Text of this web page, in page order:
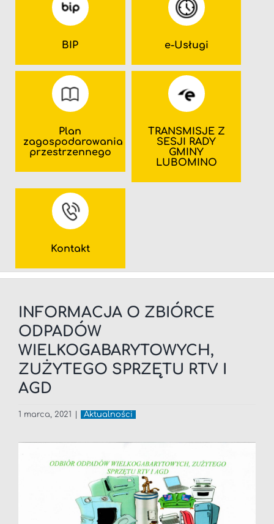
BIP e-Usługi
Plan
zagospodarowania
przestrzennego
TRANSMISJE Z
SESJI RADY
GMINY
LUBOMINO
Kontakt
INFORMACJA O ZBIÓRCE
ODPADÓW
WIELKOGABARYTOWYCH,
ZUŻYTEGO SPRZĘTU RTV I
AGD
1 marca, 2021 Aktualności